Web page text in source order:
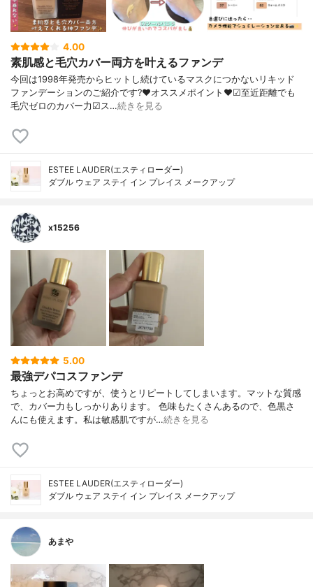
4.00
素肌感と毛穴カバー両方を叶えるファンデ
今回は1998年発売からヒットし続けているマスクにつかないリキッド
ファンデーションのご紹介です?❤︎オススメポイント❤︎☑︎至近距離でも
毛穴ゼロのカバー力☑︎ス…続きを見る
ESTEE LAUDER(エスティローダー)
ダブル ウェア ステイ イン プレイス メークアップ
x15256
5.00
最強デパコスファンデ
ちょっとお高めですが、使うとリピートしてしまいます。マットな質感
で、カバー力もしっかりあります。 色味もたくさんあるので、色黒さ
んにも使えます。私は敏感肌ですが…続きを見る
ESTEE LAUDER(エスティローダー)
ダブル ウェア ステイ イン プレイス メークアップ
あまや